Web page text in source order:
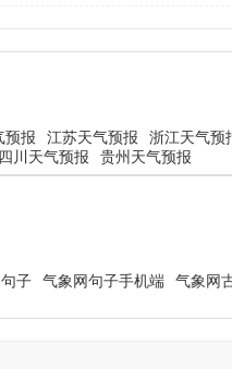
预报 江苏天气预报 浙江天气预
四川天气预报 贵州天气预报
子 气象网句子手机端 气象网